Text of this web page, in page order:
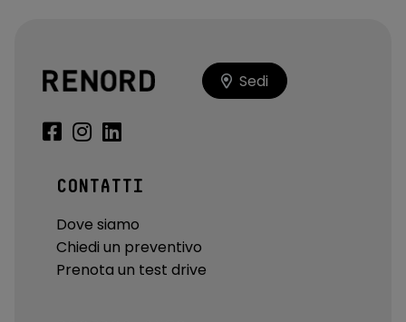
Sedi
CONTATTI
Dove siamo
Chiedi un preventivo
Prenota un test drive